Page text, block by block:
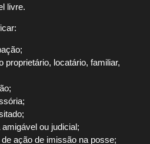
livre.
proprietário, locatário, familiar,
ou judicial;
ação de imissão na posse;